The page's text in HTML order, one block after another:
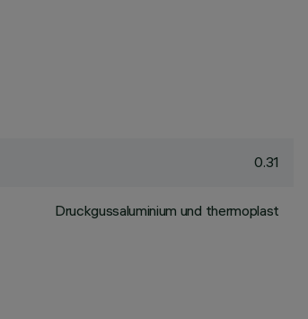
0.31
Druckgussaluminium und thermoplast